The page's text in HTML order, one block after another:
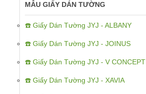
MẪU GIẤY DÁN TƯỜNG
☎️ Giấy Dán Tường JYJ - ALBANY
☎️ Giấy Dán Tường JYJ - JOINUS
☎️ Giấy Dán Tường JYJ - V CONCEPT
☎️ Giấy Dán Tường JYJ - XAVIA